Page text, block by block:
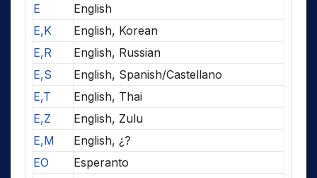
E
English
E,K
English, Korean
E,R
English, Russian
E,S
English, Spanish/Castellano
E,T
English, Thai
E,Z
English, Zulu
E,M
English, ¿?
EO
Esperanto